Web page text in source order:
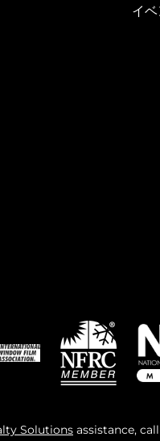
イベ
Solutions assistance, call